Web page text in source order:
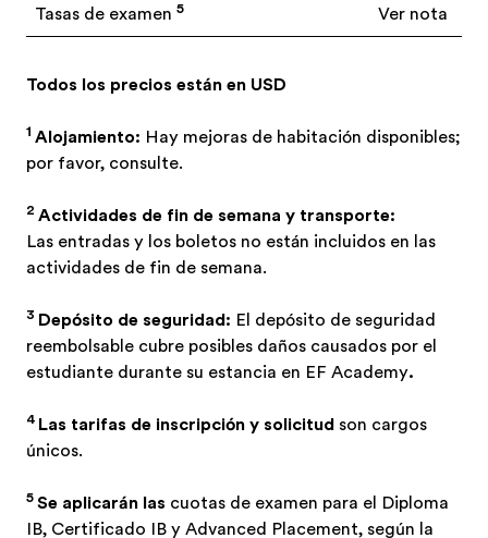
Tasas de examen 5 Ver nota
Todos los precios están en USD
1 Alojamiento: Hay mejoras de habitación disponibles;
por favor, consulte.
2 Actividades de fin de semana y transporte:
Las entradas y los boletos no están incluidos en las
actividades de fin de semana.
3 Depósito de seguridad: El depósito de seguridad
reembolsable cubre posibles daños causados por el
estudiante durante su estancia en EF Academy.
4 Las tarifas de inscripción y solicitud son cargos
únicos.
5 Se aplicarán las cuotas de examen para el Diploma
IB, Certificado IB y Advanced Placement, según la